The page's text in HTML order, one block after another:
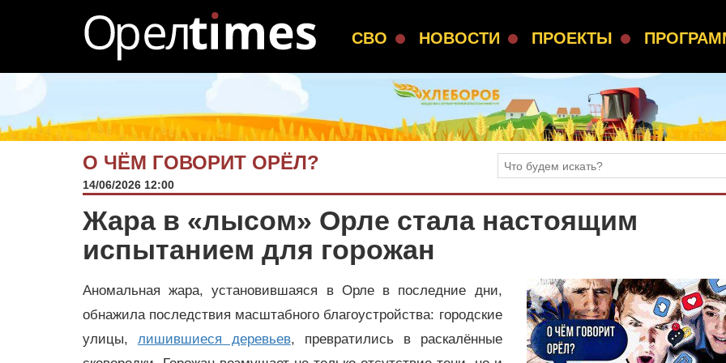
СВО НОВОСТИ ПРОЕКТЫ
О ЧЁМ ГОВОРИТ ОРЁЛ?
14/06/2026 12:00
Жара в «лысом» Орле стала настоящим
испытанием для горожан
Аномальная жара, установившаяся в Орле в последние дни,
обнажила последствия масштабного благоустройства: городские
улицы, лишившиеся деревьев, превратились в раскалённые